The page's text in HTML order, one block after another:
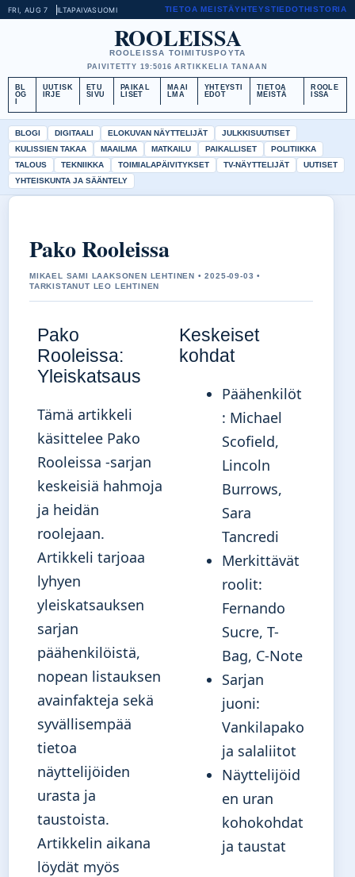
FRI, AUG 7 ILTAPAIVASUOMI TIETOA MEISTÄYHTEYSTIEDOTHISTORIA
ROOLEISSA
ROOLEISSA TOIMITUSPOYTA
PAIVITETTY 19:5016 ARTIKKELIA TANAAN
BL
OG
UUTISK
IRJE
ETU
SIVU
PAIKAL
LISET
MAAI
LMA
YHTEYSTI
EDOT
TIETOA
MEISTÄ
ROOLE
ISSA
BLOGI DIGITAALI ELOKUVAN NÄYTTELIJÄT
JULKKISUUTISET
KULISSIEN TAKAA
MAAILMA MATKAILU PAIKALLISET
POLITIIKKA
TALOUS
TEKNIIKKA TOIMIALAPÄIVITYKSET TV-NÄYTTELIJÄT
UUTISET
YHTEISKUNTA JA SÄÄNTELY
Pako Rooleissa
MIKAEL SAMI LAAKSONEN LEHTINEN • 2025-09-03 •
TARKISTANUT LEO LEHTINEN
Pako
Rooleissa:
Yleiskatsaus
Tämä artikkeli
käsittelee Pako
Rooleissa -sarjan
keskeisiä hahmoja
ja heidän
roolejaan.
Artikkeli tarjoaa
lyhyen
yleiskatsauksen
sarjan
päähenkilöistä,
nopean listauksen
avainfakteja sekä
syvällisempää
tietoa
näyttelijöiden
urasta ja
taustoista.
Artikkelin aikana
löydät myös
Keskeiset
kohdat
Päähenkilöt
: Michael
Scofield,
Lincoln
Burrows,
Sara
Tancredi
Merkittävät
roolit:
Fernando
Sucre, T-
Bag, C-Note
Sarjan
juoni:
Vankilapako
ja salaliitot
Näyttelijöid
en uran
kohokohdat
ja taustat